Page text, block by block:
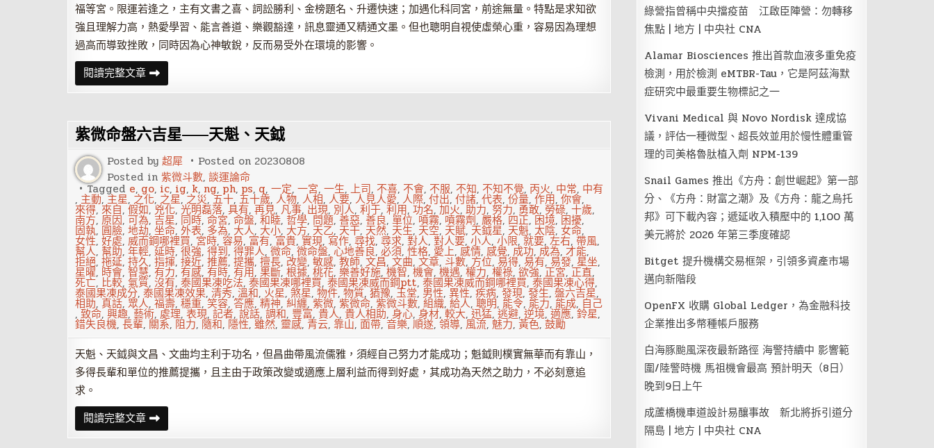
福等宮。限運若逢之，主有文書之喜、詞訟勝利、金榜題名、升遷快速；加遇化科同宮，前途無量。特點是求知欲
強且理解力高，熱愛學習、能言善道、樂觀豁達，訊息靈通又精通文墨。但也聰明自視使虛榮心重，容易因為理想
過高而導致挫敗，同時因為心神敏銳，反而易受外在環境的影響。
閱讀完整文章紫
微
斗
士
十
二
神
——
奏
書
紫微命盤六吉星——天魁、天鉞
Posted by 超犀 Posted on 20230808
Posted in 紫微斗數, 談運論命
Tagged e, go, ic, ig, k, ng, ph, ps, q, 一定, 一宮, 一生, 上司, 不喜, 不會, 不服, 不知, 不知不覺, 丙火, 中常, 中有
, 主動,主星, 之化, 之星,之災,五十,五十歲, 人物, 人相, 人要, 人見人愛, 人際, 付出, 付諸, 代表, 份量,作用,你會,
來得,來自, 假如, 兇化, 光明磊落, 具有, 再見, 凡事, 出現, 別人, 利于, 利用, 功名,加火,助力,努力,勇敢, 勞碌, 十歲,
南方, 原因, 可為, 吉星, 同時,命宮, 命盤,和睦, 哲學, 問題,善惡,善良,單位,噴霧,噴霧劑, 嚴格, 四正,困境,困擾,
固執, 圓臉, 地劫, 坐命, 外表, 多為, 大人, 大小, 大方, 天乙, 天干, 天然, 天生, 天空, 天賦,天鉞星, 天魁, 太陰, 女命,
女性, 好處, 威而鋼哪裡買,宮時,容易, 富有,富貴,實現,寫作,尋找,尋求, 對人, 對人要, 小人, 小限,就要,左右, 帶風,
幫人, 幫助, 年輕,延時, 很強,得到,得罪人,微命,微命盤,心地善良, 必須, 性格, 愛上,感情, 感覺,成功,成為,才能,
拒絕, 拖延, 持久, 指揮, 接近, 推薦, 提攜, 擅長, 改變, 敏感,教師,文昌,文曲, 文章,斗數,方位,易得,易有,易發, 星坐,
星曜, 時會, 智慧, 有力, 有感, 有時, 有用, 果斷, 根據, 桃花, 樂善好施,機智,機會, 機遇,權力, 權祿,欲強,正宮,正直,
死亡, 比較, 氣質, 沒有, 泰國果凍吃法, 泰國果凍哪裡買,泰國果凍威而鋼ptt,泰國果凍威而鋼哪裡買,泰國果凍心得,
泰國果凍成分,泰國果凍效果, 清秀,溫和, 火星,煞星, 物件, 物質,猶豫,玉堂, 男性,異性,疾病,發現,發生,盤六吉星,
相助,真話,眾人,福壽,穩重,笑容,答應,精神,糾纏,紫微,紫微命,紫微斗數,組織, 給人, 聰明, 能令, 能力, 能成, 自己
,致命,興趣,藝術,處理,表現, 記者,說話,調和, 豐富,貴人,貴人相助,身心,身材,較大,迅猛,逃避,逆境,適應,鈴星,
錯失良機, 長輩,關系, 阻力,隨和,隱性, 雖然,靈感,青云, 靠山, 面帶,音樂,順遂,領導,風流, 魅力,黃色,鼓勵
天魁、天鉞與文昌、文曲均主利于功名，但昌曲帶風流儒雅，須經自己努力才能成功；魁鉞則樸實無華而有靠山，
多得長輩和單位的推薦提攜，且主由于政策改變或適應上層利益而得到好處，其成功為天然之助力，不必刻意追
求。
閱讀完整文章紫
微
命
綠營指曾稱中央擋疫苗 江啟臣陣營：勿轉移
焦點 | 地方 | 中央社 CNA
Alamar Biosciences 推出首款血液多重免疫
檢測，用於檢測 eMTBR-Tau，它是阿茲海默
症研究中最重要生物標記之一
Vivani Medical 與 Novo Nordisk 達成協
議，評估一種微型、超長效並用於慢性體重管
理的司美格魯肽植入劑 NPM-139
Snail Games 推出《方舟：創世崛起》第一部
分、《方舟：財富之潮》及《方舟：龍之烏托
邦》可下載內容；遞延收入積壓中的 1,100 萬
美元將於 2026 年第三季度確認
Bitget 提升機構交易框架，引領多資產市場
邁向新階段
OpenFX 收購 Global Ledger，為金融科技
企業推出多幣種帳戶服務
白海豚颱風深夜最新路徑 海警持續中 影響範
圍/陸警時機 馬祖機會最高 預計明天（8日）
晚到9日上午
成蘆橋機車道設計易釀事故 新北將拆引道分
隔島 | 地方 | 中央社 CNA